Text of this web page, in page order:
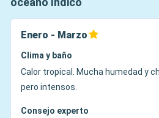
Enero - Marzo
Clima y baño
Calor tropical. Mucha humedad y
pero intensos.
Consejo experto